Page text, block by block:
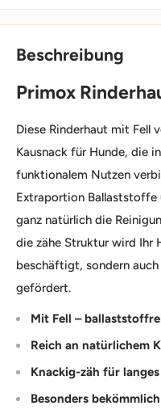
Beschreibung
Primox
Diese Rinderhaut mit Fell
Kausnack für Hunde, die
funktionalem Nutzen
Extraportion Ballaststoffe
ganz natürlich die
die zähe Struktur wird Ihr
beschäftigt, sondern
gefördert.
Mit Fell –
Reich an natürlichem
Knackig-zäh für
Besonders